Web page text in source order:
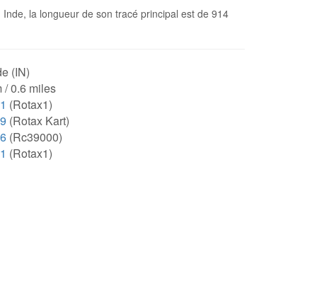
la longueur de son tracé principal est de 914
(IN)
/ 0.6 miles
(Rotax1)
(Rotax Kart)
(Rc39000)
(Rotax1)